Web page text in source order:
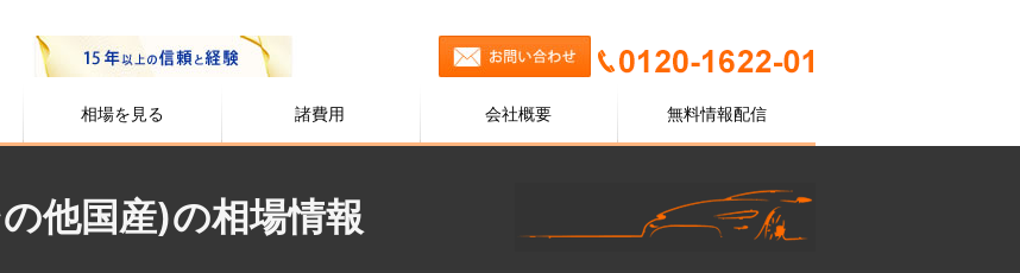
相場を見る 諸費用 会社概要 無料情報配信
他国産)の相場情報